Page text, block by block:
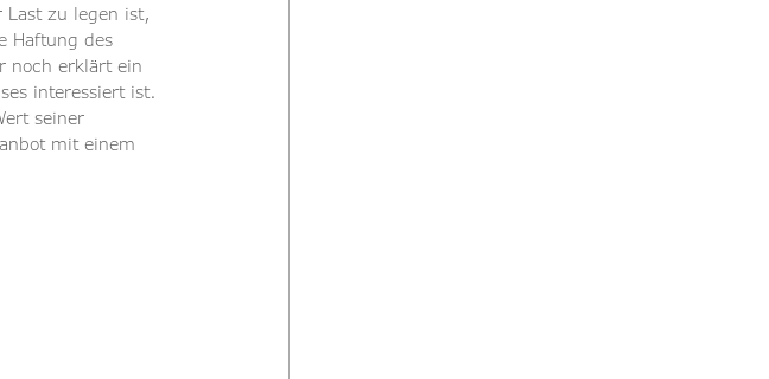
Last zu legen ist,
Haftung des
noch erklärt ein
interessiert ist.
seiner
mit einem